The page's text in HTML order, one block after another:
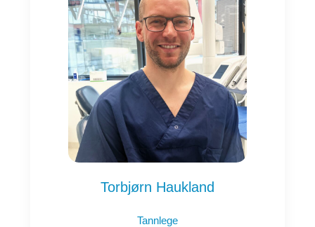
Torbjørn Haukland
Tannlege